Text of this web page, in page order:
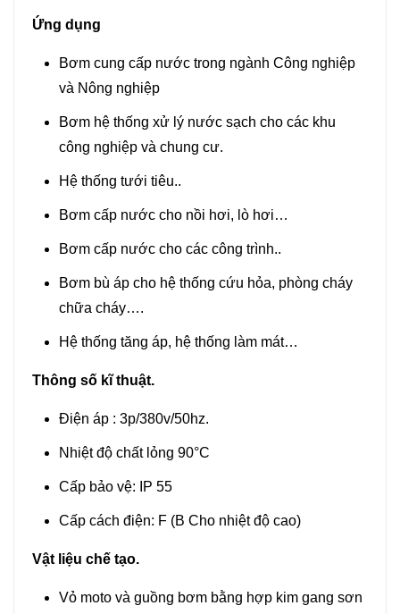
Ứng dụng
Bơm cung cấp nước trong ngành Công nghiệp
và Nông nghiệp
Bơm hệ thống xử lý nước sạch cho các khu
công nghiệp và chung cư.
Hệ thống tưới tiêu..
Bơm cấp nước cho nồi hơi, lò hơi…
Bơm cấp nước cho các công trình..
Bơm bù áp cho hệ thống cứu hỏa, phòng cháy
chữa cháy….
Hệ thống tăng áp, hệ thống làm mát…
Thông số kĩ thuật.
Điện áp : 3p/380v/50hz.
Nhiệt độ chất lỏng 90°C
Cấp bảo vệ: IP 55
Cấp cách điện: F (B Cho nhiệt độ cao)
Vật liệu chế tạo.
Vỏ moto và guồng bơm bằng hợp kim gang sơn